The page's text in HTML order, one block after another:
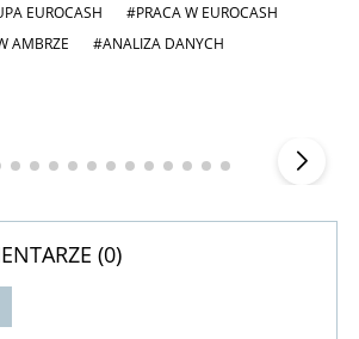
EUROCASH
#PRACA W EUROCASH
AMBRZE
#ANALIZA DANYCH
(0)